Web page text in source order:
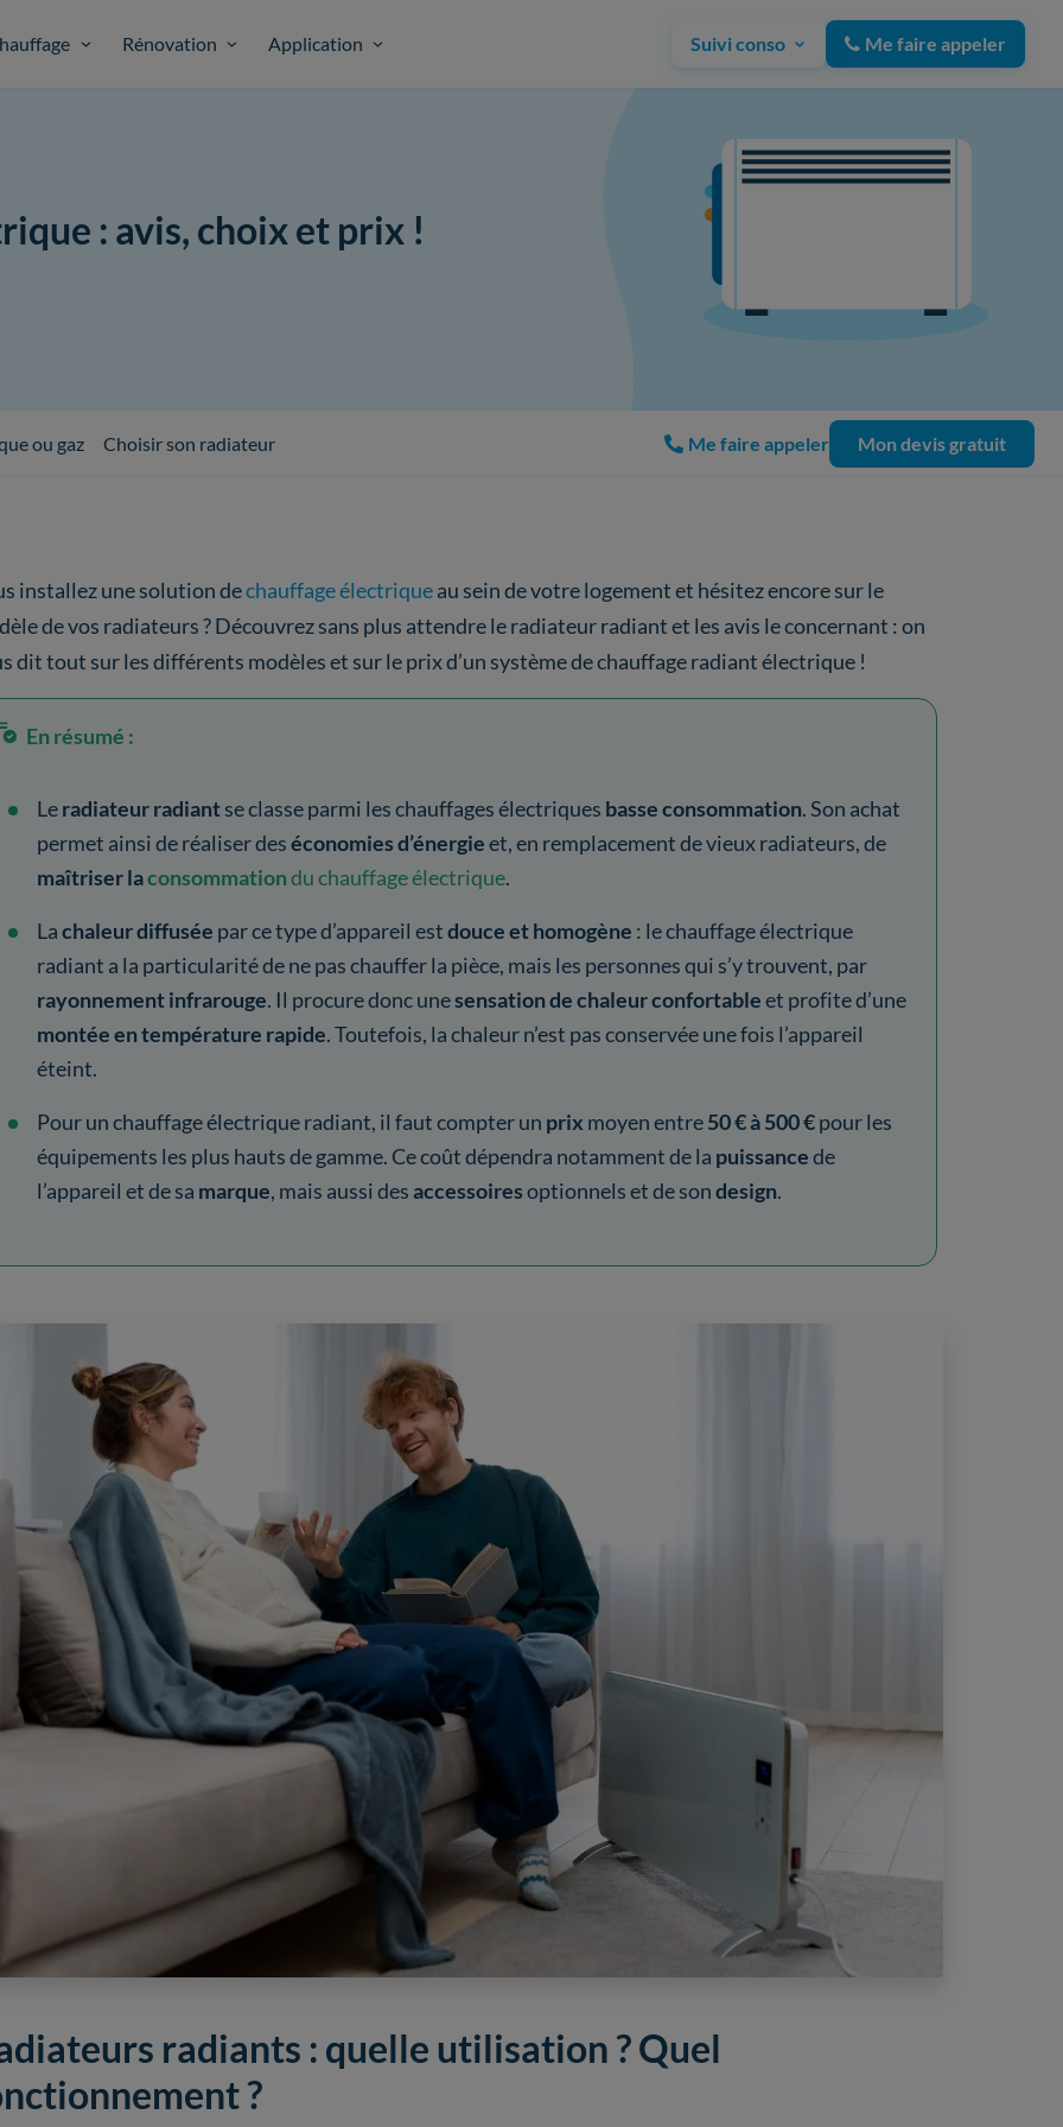
Rénovation Application Suivi conso Me faire appeler
: avis, choix et prix !
ou gaz Choisir son radiateur Me faire appeler Mon devis gratuit
installez une solution dechauffage électriqueau sein de votre logement et hésitez encore sur le
de vos radiateurs ? Découvrez sans plus attendre le radiateur radiant et les avis le concernant : on
dit tout sur les différents modèles et sur le prix d’un système de chauffage radiant électrique !
En résumé :
Leradiateur radiantse classe parmi les chauffages électriques basse consommation. Son achat
permet ainsi de réaliser deséconomies d’énergieet, en remplacement de vieux radiateurs, de
maîtriser laconsommationdu chauffage électrique.
Lachaleur diffusée par ce type d’appareil estdouce et homogène : le chauffage électrique
radiant a la particularité de ne pas chauffer la pièce, mais les personnes qui s’y trouvent, par
rayonnement infrarouge. Il procure donc unesensation de chaleur confortableet profite d’une
montée en température rapide. Toutefois, la chaleur n’est pas conservée une fois l’appareil
éteint.
Pour un chauffage électrique radiant, il faut compter un prix moyen entre50 € à 500 €pour les
équipements les plus hauts de gamme. Ce coût dépendra notamment de la puissancede
l’appareil et de sa marque, mais aussi desaccessoiresoptionnels et de sondesign.
radiants : quelle utilisation ? Quel
?